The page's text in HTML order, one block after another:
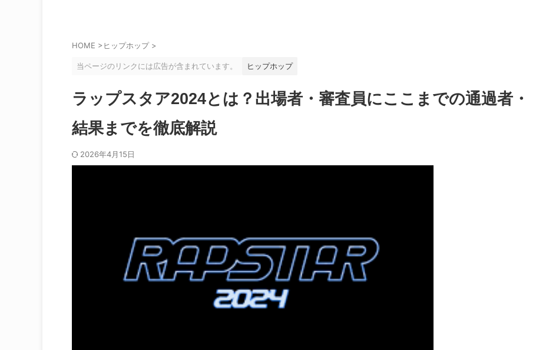
HOME >ヒップホップ >
当ページのリンクには広告が含まれています。 ヒップホップ
ラップスタア2024とは？出場者・審査員にここまでの通過者・
結果までを徹底解説
2026年4月15日